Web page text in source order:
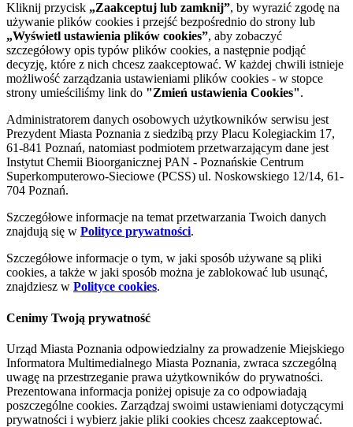
Kliknij przycisk „Zaakceptuj lub zamknij”, by wyrazić zgodę na
używanie plików cookies i przejść bezpośrednio do strony lub
„Wyświetl ustawienia plików cookies”, aby zobaczyć
szczegółowy opis typów plików cookies, a następnie podjąć
decyzję, które z nich chcesz zaakceptować. W każdej chwili istnieje
możliwość zarządzania ustawieniami plików cookies - w stopce
strony umieściliśmy link do "Zmień ustawienia Cookies".
Administratorem danych osobowych użytkowników serwisu jest
Prezydent Miasta Poznania z siedzibą przy Placu Kolegiackim 17,
61-841 Poznań, natomiast podmiotem przetwarzającym dane jest
Instytut Chemii Bioorganicznej PAN - Poznańskie Centrum
Superkomputerowo-Sieciowe (PCSS) ul. Noskowskiego 12/14, 61-
704 Poznań.
Szczegółowe informacje na temat przetwarzania Twoich danych
znajdują się w Polityce prywatności.
Szczegółowe informacje o tym, w jaki sposób używane są pliki
cookies, a także w jaki sposób można je zablokować lub usunąć,
znajdziesz w Polityce cookies.
Cenimy Twoją prywatność
Urząd Miasta Poznania odpowiedzialny za prowadzenie Miejskiego
Informatora Multimedialnego Miasta Poznania, zwraca szczególną
uwagę na przestrzeganie prawa użytkowników do prywatności.
Prezentowana informacja poniżej opisuje za co odpowiadają
poszczególne cookies. Zarządzaj swoimi ustawieniami dotyczącymi
prywatności i wybierz jakie pliki cookies chcesz zaakceptować.